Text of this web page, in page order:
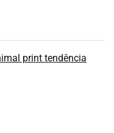
print tendência